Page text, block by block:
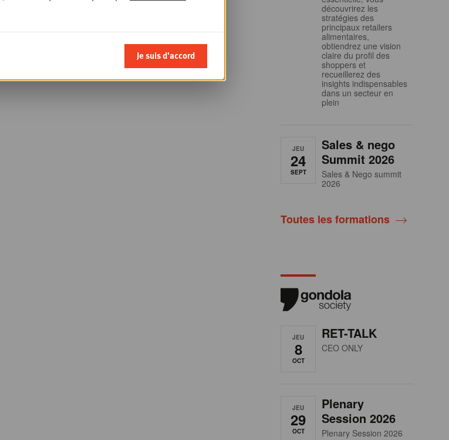
découvrirez les
stratégies des
principaux retailers
alimentaires,
obtiendrez une vision
claire du profil des
shoppers et
recueillerez des
insights indispensables
dans un secteur en
plein
JEU
24
SEPT
Sales & nego
Summit 2026
Sales & Nego summit
2026
Toutes les formations
JEU
8
OCT
RET-TALK
CEO ONLY
JEU
29
OCT
Plenary
Session 2026
Plenary Session 2026
Je suis d'accord